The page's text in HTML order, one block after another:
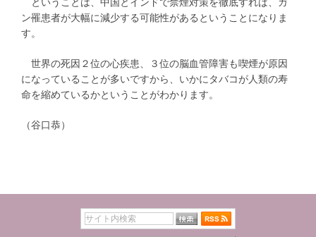
ン罹患者が大幅に減少する可能性があるということになりま
す。
世界の死因２位の心疾患、３位の脳血管障害も喫煙が原因
になっていることが多いですから、いかにタバコが人類の寿
命を縮めているかということがわかります。
（谷口恭）